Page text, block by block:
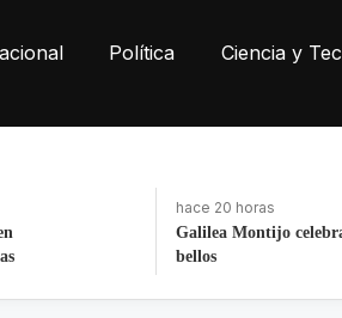
Política Ciencia y
Los 50 más
hace 17 horas
Retiran más de 22
Las Torres